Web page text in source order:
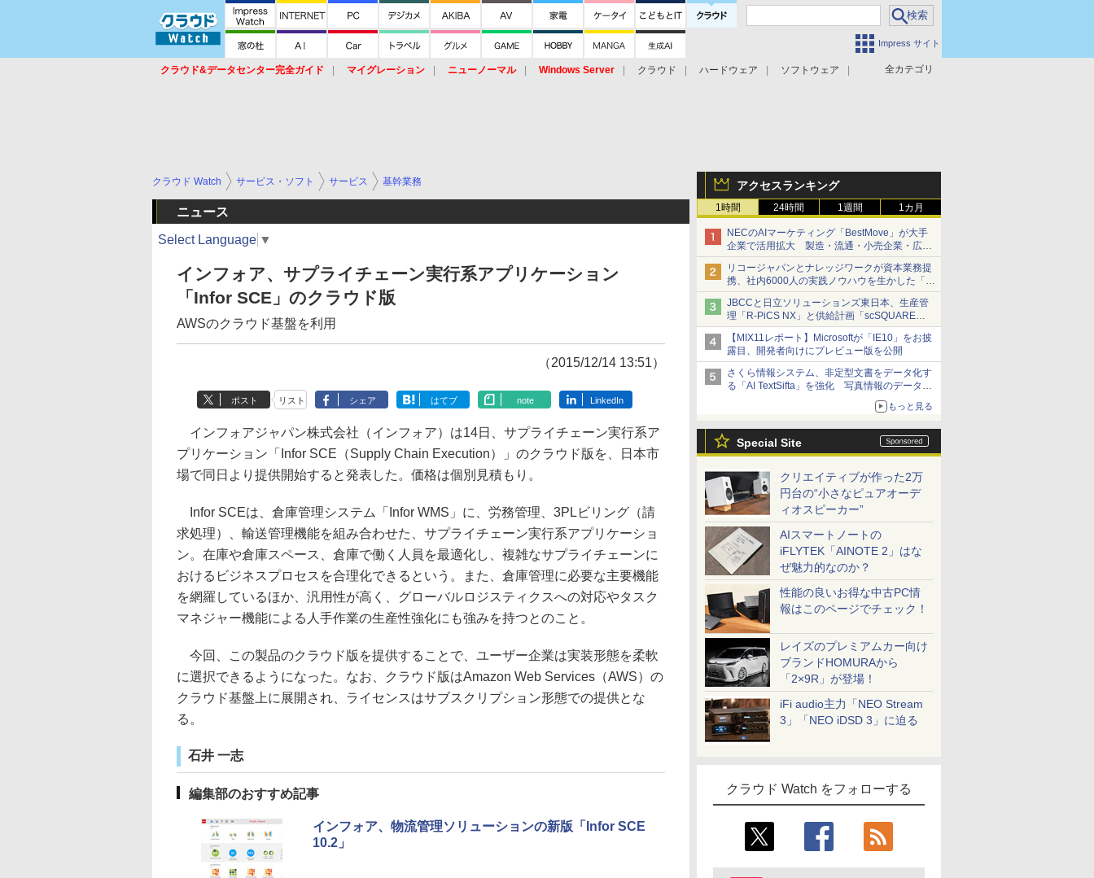
Impress サイト
全カテゴリ
クラウド&データセンター完全ガイド マイグレーション ニューノーマル Windows Server クラウド ハードウェア
ソフトウェア
アクセスランキング
1時間 24時間 1週間 1カ月
NECのAIマーケティング「BestMove」が大手
企業で活用拡大 製造・流通・小売企業・広告
代理店などが実装フェーズへ
リコージャパンとナレッジワークが資本業務提
携、社内6000人の実践ノウハウを生かした「AI
商談記録 for RICOH」を展開へ
JBCCと日立ソリューションズ東日本、生産管
理「R-PiCS NX」と供給計画「scSQUARE
ISP」の連携サービスを提供開始
【MIX11レポート】Microsoftが「IE10」をお披
露目、開発者向けにプレビュー版を公開
さくら情報システム、非定型文書をデータ化す
る「AI TextSifta」を強化 写真情報のデータ化
もっと見る
Special Site
クリエイティブが作った2万
円台の“小さなピュアオーデ
ィオスピーカー”
AIスマートノートの
iFLYTEK「AINOTE 2」はな
ぜ魅力的なのか？
性能の良いお得な中古PC情
報はこのページでチェック！
レイズのプレミアムカー向け
ブランドHOMURAから
「2×9R」が登場！
iFi audio主力「NEO Stream
3」「NEO iDSD 3」に迫る
クラウド Watch をフォローする
クラウド Watch サービス・ソフト サービス 基幹業務
ニュース
Select Language ▼
インフォア、サプライチェーン実行系アプリケーション
「Infor SCE」のクラウド版
AWSのクラウド基盤を利用
（2015/12/14 13:51）
ポスト リスト シェア はてブ note LinkedIn
インフォアジャパン株式会社（インフォア）は14日、サプライチェーン実行系ア
プリケーション「Infor SCE（Supply Chain Execution）」のクラウド版を、日本市
場で同日より提供開始すると発表した。価格は個別見積もり。
Infor SCEは、倉庫管理システム「Infor WMS」に、労務管理、3PLビリング（請
求処理）、輸送管理機能を組み合わせた、サプライチェーン実行系アプリケーショ
ン。在庫や倉庫スペース、倉庫で働く人員を最適化し、複雑なサプライチェーンに
おけるビジネスプロセスを合理化できるという。また、倉庫管理に必要な主要機能
を網羅しているほか、汎用性が高く、グローバルロジスティクスへの対応やタスク
マネジャー機能による人手作業の生産性強化にも強みを持つとのこと。
今回、この製品のクラウド版を提供することで、ユーザー企業は実装形態を柔軟
に選択できるようになった。なお、クラウド版はAmazon Web Services（AWS）の
クラウド基盤上に展開され、ライセンスはサブスクリプション形態での提供とな
る。
石井 一志
編集部のおすすめ記事
インフォア、物流管理ソリューションの新版「Infor SCE
10.2」